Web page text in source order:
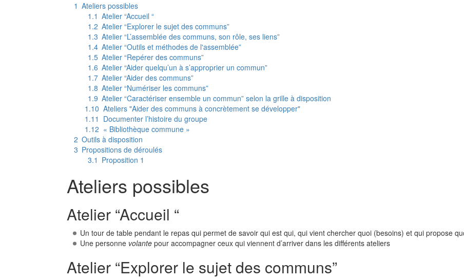
1 Ateliers possibles
1.1 Atelier “Accueil “
1.2 Atelier “Explorer le sujet des communs”
1.3 Atelier “L’assemblée des communs, son rôle, ses liens”
1.4 Atelier “Outils et méthodes de l'assemblée”
1.5 Atelier “Repérer des communs”
1.6 Atelier “Aider quelqu’un à s’approprier un commun”
1.7 Atelier “Aider des communs”
1.8 Atelier “Numériser les communs”
1.9 Atelier “Caractériser ensemble un commun” selon la grille à disposition
1.10 Ateliers "Aider des communs à concrètement se développer"
1.11 Documenter l’histoire du groupe
1.12 « Bibliothèque commune »
2 Outils à disposition
3 Propositions de déroulés
3.1 Proposition 1
Ateliers possibles
Atelier “Accueil “
Un tour de table pendant le repas qui permet de savoir qui est qui, qui vient chercher quoi (besoins) et qui propose
Une personne volantepour accompagner ceux qui viennent d’arriver dans les différents ateliers
Atelier “Explorer le sujet des communs”